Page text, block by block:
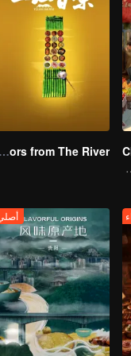
Flavor
Flavors from The River